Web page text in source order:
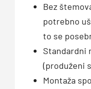
Bez
potrebno
to se
Standardni
(produženi
Montaža